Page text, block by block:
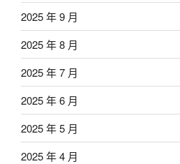
2025 年 9 月
2025 年 8 月
2025 年 7 月
2025 年 6 月
2025 年 5 月
2025 年 4 月